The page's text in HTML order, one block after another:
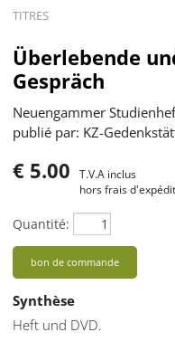
TITRES
ACCUEIL
ACTUALITÉS
EXPOSITIONS
HISTORIQUE
FORMATION
RECHERCHE
SERVICE
Überlebende
Gespräch
Neuengammer
publié par: KZ-
€ 5.00
T.V.A inclus
hors frais
Quantité:
bon de commande
Synthèse
Heft und DVD.